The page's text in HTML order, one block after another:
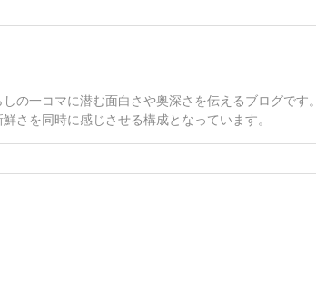
の一コマに潜む面白さや奥深さを伝えるブログです。
さを同時に感じさせる構成となっています。